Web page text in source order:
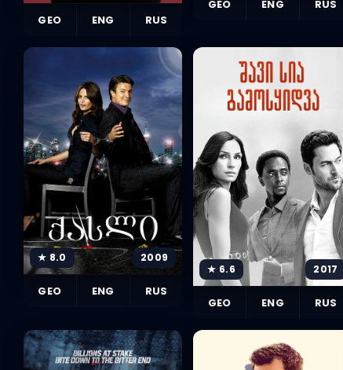
GEO ENG RUS
GEO ENG RUS
★ 8.0 2009
GEO ENG RUS
★ 6.6 2017
GEO ENG RUS